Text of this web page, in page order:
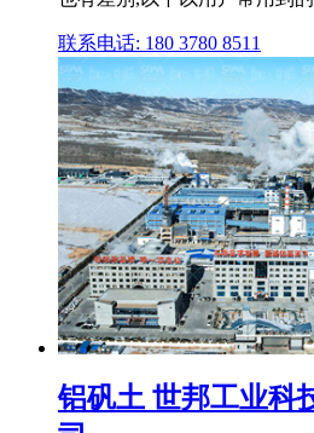
联系电话: 180 3780 8511
铝矾土 世邦工业科